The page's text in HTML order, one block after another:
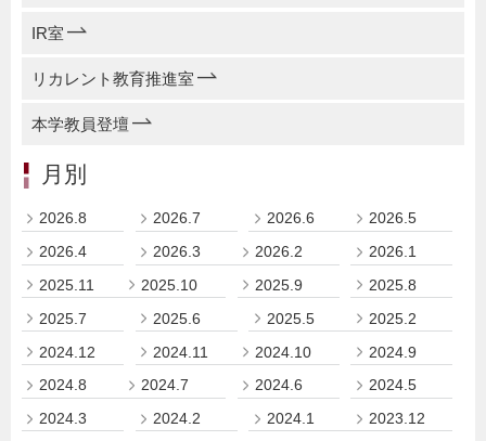
IR室
リカレント教育推進室
本学教員登壇
月別
2026.8 2026.7 2026.6
2026.5
2026.4
2026.3 2026.2
2026.1
2025.11
2025.10 2025.9
2025.8
2025.7
2025.6 2025.5
2025.2
2024.12
2024.11 2024.10
2024.9
2024.8
2024.7 2024.6
2024.5
2024.3
2024.2 2024.1
2023.12